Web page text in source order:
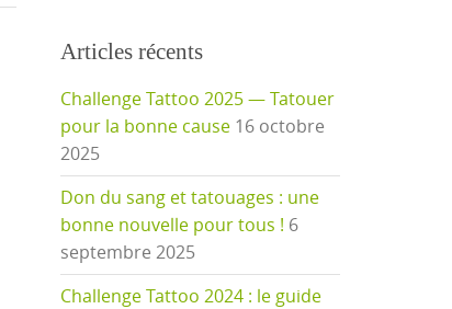
Articles récents
Challenge Tattoo 2025 — Tatouer
pour la bonne cause 16 octobre
2025
Don du sang et tatouages : une
bonne nouvelle pour tous ! 6
septembre 2025
Challenge Tattoo 2024 : le guide